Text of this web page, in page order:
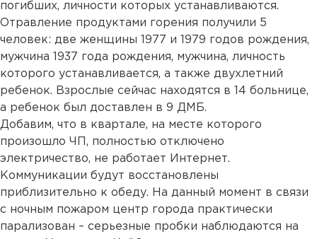
погибших, личности которых устанавливаются.
Отравление продуктами горения получили 5
человек: две женщины 1977 и 1979 годов рождения,
мужчина 1937 года рождения, мужчина, личность
которого устанавливается, а также двухлетний
ребенок. Взрослые сейчас находятся в 14 больнице,
а ребенок был доставлен в 9 ДМБ.
Добавим, что в квартале, на месте которого
произошло ЧП, полностью отключено
электричество, не работает Интернет.
Коммуникации будут восстановлены
приблизительно к обеду. На данный момент в связи
с ночным пожаром центр города практически
парализован – серьезные пробки наблюдаются на